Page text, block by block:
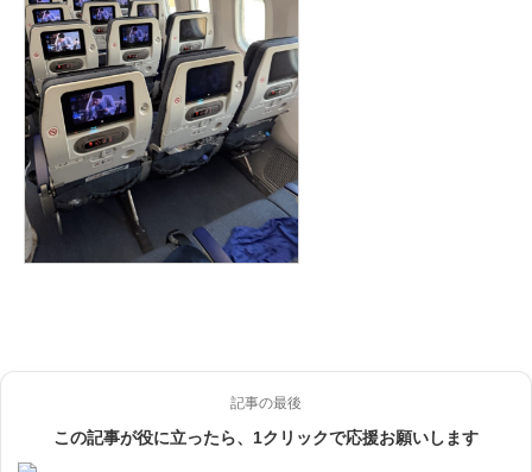
記事の最後
この記事が役に立ったら、1クリックで応援お願いします